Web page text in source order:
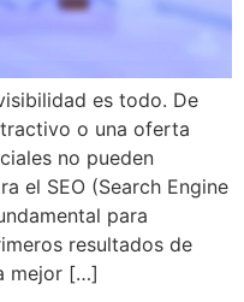
es todo. De
o una oferta
no pueden
el SEO (Search Engine
para
resultados de
mejor […]